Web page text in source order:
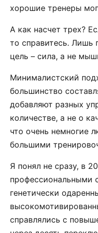
хорошие тренеры
А как насчет трех?
то справитесь. Лишь
цель – сила, а не
Минималистский
большинство
добавляют разных
количестве, а не о
что очень немногие
большими
Я понял не сразу, в
профессиональными
генетически
справлялись с